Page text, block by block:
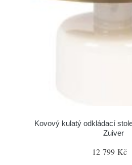
Kovový kulatý odkládací
Zuiver
12 799 Kč